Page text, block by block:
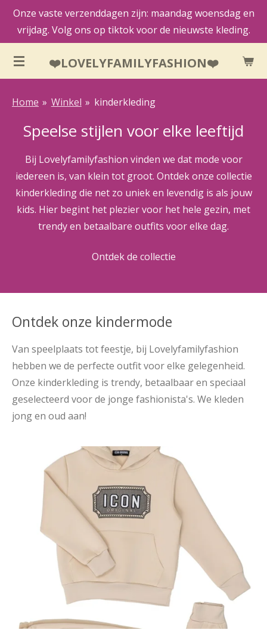
Ga
direct
de
hoofdinhoud
❤️LOVELYFAMILYFASHION❤️
Onze vaste verzenddagen zijn: maandag woensdag en
vrijdag. Volg ons op tiktok voor de nieuwste kleding.
Home » Winkel » kinderkleding
Speelse stijlen voor elke leeftijd
Bij Lovelyfamilyfashion vinden we dat mode voor
iedereen is, van klein tot groot. Ontdek onze collectie
kinderkleding die net zo uniek en levendig is als jouw
kids. Hier begint het plezier voor het hele gezin, met
trendy en betaalbare outfits voor elke dag.
Ontdek de collectie
Ontdek onze kindermode
Van speelplaats tot feestje, bij Lovelyfamilyfashion
hebben we de perfecte outfit voor elke gelegenheid.
Onze kinderkleding is trendy, betaalbaar en speciaal
geselecteerd voor de jonge fashionista's. We kleden
jong en oud aan!